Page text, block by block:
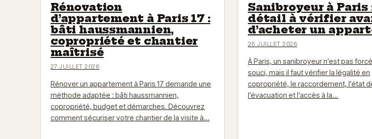
Rénovation
d’appartement à Paris 17 :
bâti haussmannien,
copropriété et chantier
maîtrisé
27 JUILLET 2026
Rénover un appartement à Paris 17 demande une
méthode adaptée : bâti haussmannien,
copropriété, budget et démarches. Découvrez
comment sécuriser votre chantier de la visite à…
Sanibroyeur à Paris
détail à vérifier
d’acheter un
26 JUILLET 2026
À Paris, un sanibroyeur n’est pas
souci, mais il faut vérifier la légalité en
copropriété, le raccordement, l’état
l’évacuation et l’accès à la…